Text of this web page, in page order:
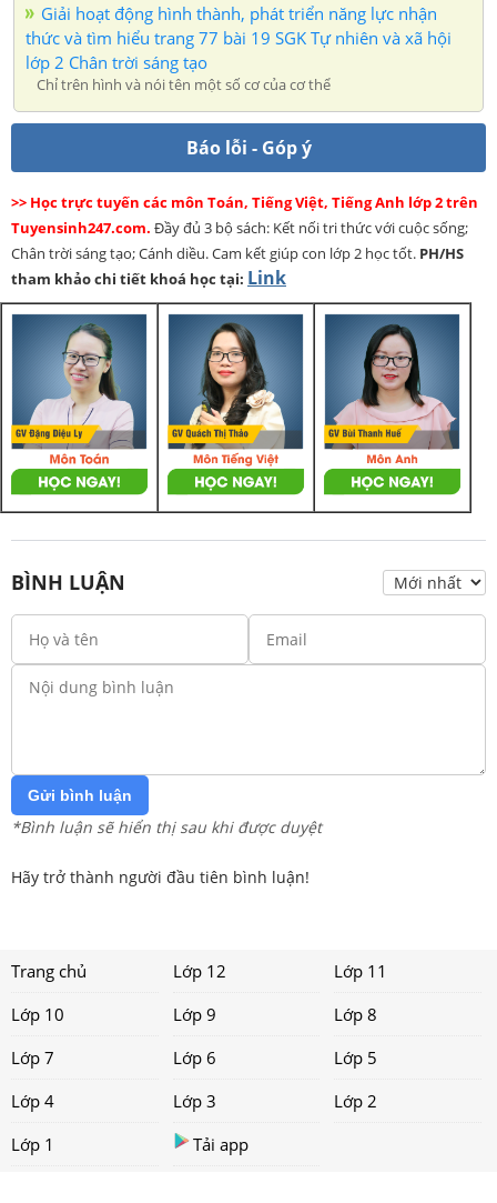
Giải hoạt động hình thành, phát triển năng lực nhận
thức và tìm hiểu trang 77 bài 19 SGK Tự nhiên và xã hội
lớp 2 Chân trời sáng tạo
Chỉ trên hình và nói tên một số cơ của cơ thể
Báo lỗi - Góp ý
>> Học trực tuyến các môn Toán, Tiếng Việt, Tiếng Anh lớp 2 trên
Tuyensinh247.com. Đầy đủ 3 bộ sách: Kết nối tri thức với cuộc sống;
Chân trời sáng tạo; Cánh diều. Cam kết giúp con lớp 2 học tốt. PH/HS
tham khảo chi tiết khoá học tại: Link
BÌNH LUẬN
Gửi bình luận
*Bình luận sẽ hiển thị sau khi được duyệt
Hãy trở thành người đầu tiên bình luận!
Trang chủ Lớp 12
Lớp 11
Lớp 10
Lớp 9
Lớp 8
Lớp 7
Lớp 6
Lớp 5
Lớp 4
Lớp 3
Lớp 2
Lớp 1
Tải app